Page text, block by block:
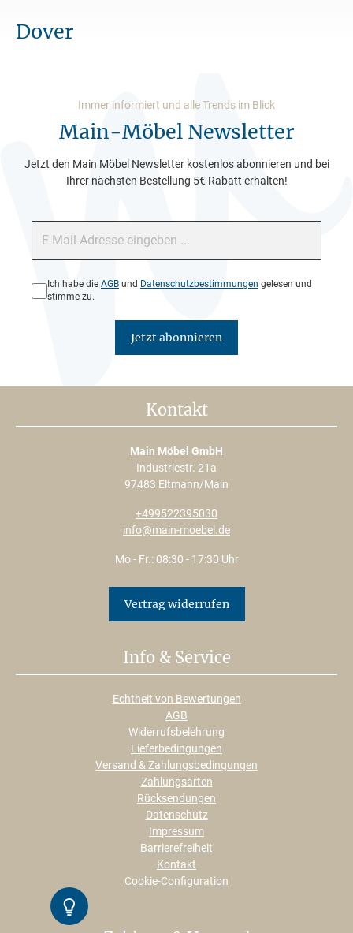
Dover
Immer informiert und alle Trends im Blick
Main-Möbel Newsletter
Jetzt den Main Möbel Newsletter kostenlos abonnieren und bei
Ihrer nächsten Bestellung 5€ Rabatt erhalten!
Datenschutz*
Ich habe die AGB und Datenschutzbestimmungen gelesen und
stimme zu.
Jetzt abonnieren
Kontakt
Main Möbel GmbH
Industriestr. 21a
97483 Eltmann/Main
+499522395030
info@main-moebel.de
Mo - Fr.: 08:30 - 17:30 Uhr
Vertrag widerrufen
Info & Service
Echtheit von Bewertungen
AGB
Widerrufsbelehrung
Lieferbedingungen
Versand & Zahlungsbedingungen
Zahlungsarten
Rücksendungen
Datenschutz
Impressum
Barrierefreiheit
Kontakt
Cookie-Configuration
Kontrast